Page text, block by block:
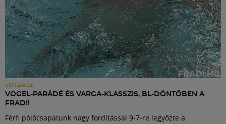
VÍZILABDA
VOGEL-PARÁDÉ ÉS VARGA-KLASSZIS, BL-DÖNTŐBEN A
FRADI!
Férfi pólócsapatunk nagy fordítással 9-7-re legyőzte a